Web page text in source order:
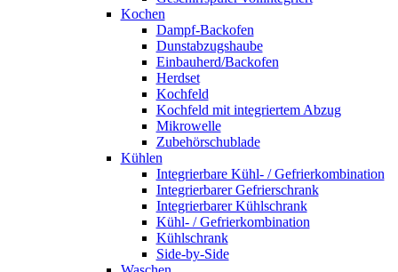
Kochen
Dampf-Backofen
Dunstabzugshaube
Einbauherd/Backofen
Herdset
Kochfeld
Kochfeld mit integriertem Abzug
Mikrowelle
Zubehörschublade
Kühlen
Integrierbare Kühl- / Gefrierkombination
Integrierbarer Gefrierschrank
Integrierbarer Kühlschrank
Kühl- / Gefrierkombination
Kühlschrank
Side-by-Side